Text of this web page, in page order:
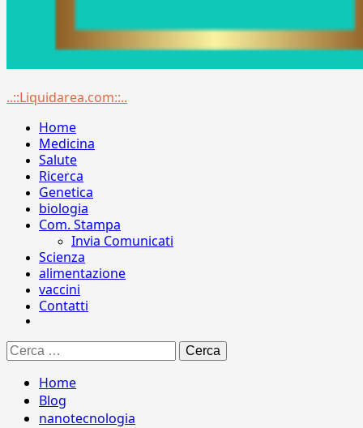
Menu
..::Liquidarea.com::..
Home
Medicina
Salute
Ricerca
Genetica
biologia
Com. Stampa
Invia Comunicati
Scienza
alimentazione
vaccini
Contatti
Ricerca
per:
Home
Blog
nanotecnologia